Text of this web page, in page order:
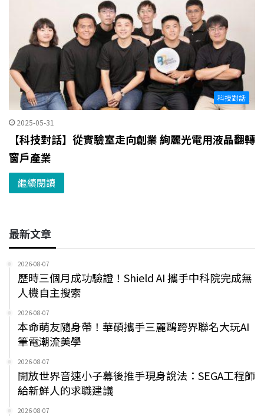
科技對話
2025-05-31
【科技對話】從實驗室走向創業 絢麗光電用液晶翻轉
窗戶產業
繼續閱讀
最新文章
2026-08-07
歷時三個月成功驗證！Shield AI 攜手中科院完成無
人機自主搜索
2026-08-07
本命萌友隨身帶！華碩攜手三麗鷗跨界聯名大玩AI
筆電潮流美學
2026-08-07
開放世界音速小子幕後推手現身說法：SEGA工程師
給新鮮人的求職建議
2026-08-07